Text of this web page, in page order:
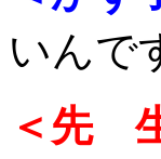
いんで
＜先